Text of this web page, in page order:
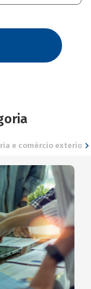
e comércio exterior